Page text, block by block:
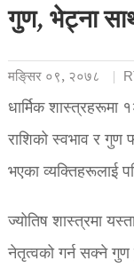
गुण, भेट्ना
मङि्सर ०९, २०७८
धार्मिक शास्त्रहरूमा
राशिको स्वभाव र
भएका व्यक्तिहरूलाई
ज्योतिष शास्त्रमा
नेतृत्वको गर्न सक्ने